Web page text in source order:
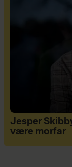
Jesper
være morfar